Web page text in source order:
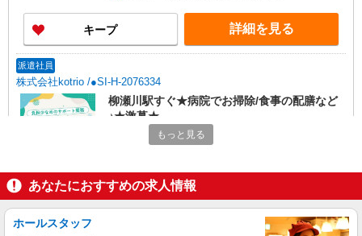
キープ 詳細を見る
派遣社員
株式会社kotrio /●SI-H-2076334
柳瀬川駅すぐ★病院でお掃除/食事の配膳など
♪★激募★
時給1600円〜2250円 ＜日払い有/週払い有/交
志木市
キープ 詳細を見る
もっと見る
あなたにおすすめの求人情報
ホールスタッフ